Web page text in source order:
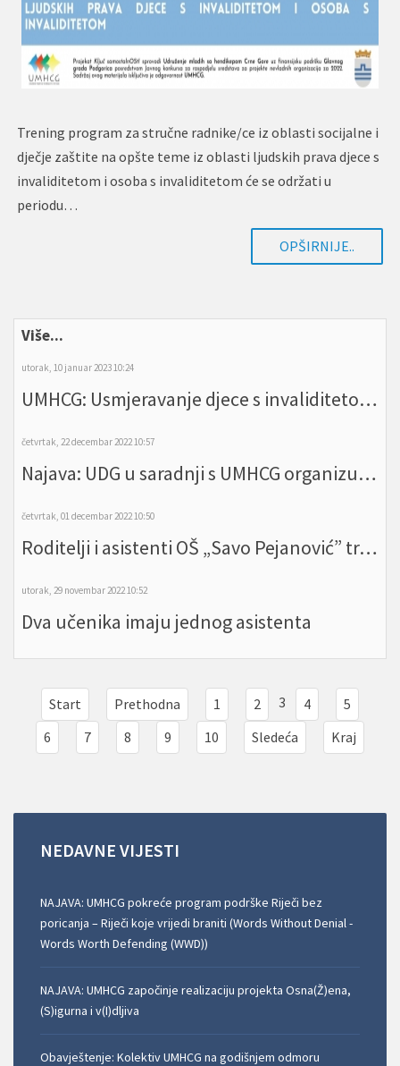
Trening program za stručne radnike/ce iz oblasti socijalne i
dječje zaštite na opšte teme iz oblasti ljudskih prava djece s
invaliditetom i osoba s invaliditetom će se održati u
periodu…
OPŠIRNIJE..
Više...
utorak, 10 januar 2023 10:24
UMHCG: Usmjeravanje djece s invaliditetom suprotno principima inkluzije
četvrtak, 22 decembar 2022 10:57
Najava: UDG u saradnji s UMHCG organizuje događaj u okviru projekta Inkluzivno visoko obrazovanje na Zapadnom Balkanu - IDEA
četvrtak, 01 decembar 2022 10:50
Roditelji i asistenti OŠ „Savo Pejanović” traže od Ministarstva da povuče spornu odluku
utorak, 29 novembar 2022 10:52
Dva učenika imaju jednog asistenta
Start Prethodna 1 2 3 4
5
6
7 8 9 10 Sledeća Kraj
NEDAVNE VIJESTI
NAJAVA: UMHCG pokreće program podrške Riječi bez
poricanja – Riječi koje vrijedi braniti (Words Without Denial -
Words Worth Defending (WWD))
NAJAVA: UMHCG započinje realizaciju projekta Osna(Ž)ena,
(S)igurna i v(I)dljiva
Obavještenje: Kolektiv UMHCG na godišnjem odmoru